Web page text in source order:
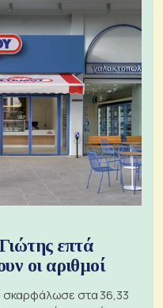
επτά
οι αριθμοί
σκαρφάλωσε στα 36,33